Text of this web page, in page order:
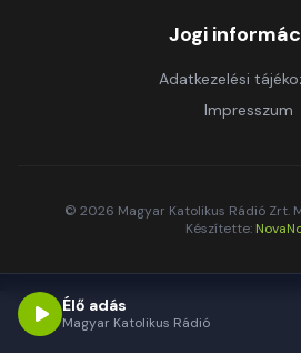
Jogi
Adatkezelési
Impresszum
© 2026 Magyar Katolikus Rádió Zrt.
Készítette:
Élő adás
Magyar Katolikus Rádió